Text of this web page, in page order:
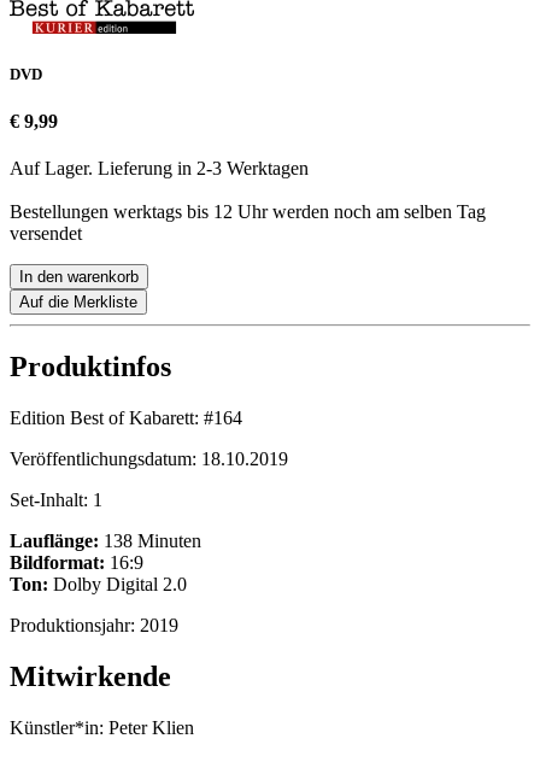
DVD
€ 9,99
Auf Lager. Lieferung in 2-3 Werktagen
Bestellungen werktags bis 12 Uhr werden noch am selben Tag
versendet
In den warenkorb
Auf die Merkliste
Produktinfos
Edition Best of Kabarett: #164
Veröffentlichungsdatum: 18.10.2019
Set-Inhalt: 1
Lauflänge: 138 Minuten
Bildformat: 16:9
Ton: Dolby Digital 2.0
Produktionsjahr: 2019
Mitwirkende
Künstler*in: Peter Klien